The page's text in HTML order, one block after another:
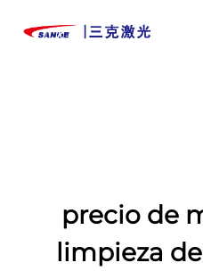
precio de
limpieza